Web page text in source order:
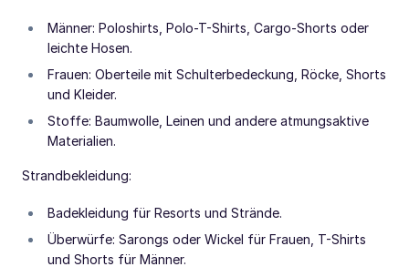
Männer: Poloshirts, Polo-T-Shirts, Cargo-Shorts oder
leichte Hosen.
Frauen: Oberteile mit Schulterbedeckung, Röcke, Shorts
und Kleider.
Stoffe: Baumwolle, Leinen und andere atmungsaktive
Materialien.
Strandbekleidung:
Badekleidung für Resorts und Strände.
Überwürfe: Sarongs oder Wickel für Frauen, T-Shirts
und Shorts für Männer.